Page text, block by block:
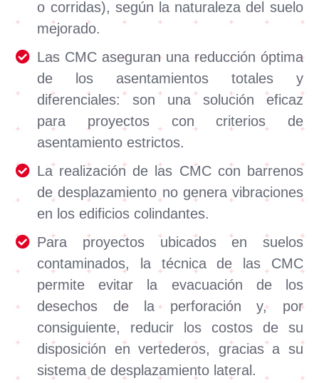
o corridas), según la naturaleza del suelo
mejorado.
Las CMC aseguran una reducción óptima
de los asentamientos totales y
diferenciales: son una solución eficaz
para proyectos con criterios de
asentamiento estrictos.
La realización de las CMC con barrenos
de desplazamiento no genera vibraciones
en los edificios colindantes.
Para proyectos ubicados en suelos
contaminados, la técnica de las CMC
permite evitar la evacuación de los
desechos de la perforación y, por
consiguiente, reducir los costos de su
disposición en vertederos, gracias a su
sistema de desplazamiento lateral.